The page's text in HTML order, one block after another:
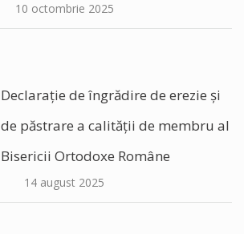
10 octombrie 2025
Declarație de îngrădire de erezie și
de păstrare a calității de membru al
Bisericii Ortodoxe Române
14 august 2025